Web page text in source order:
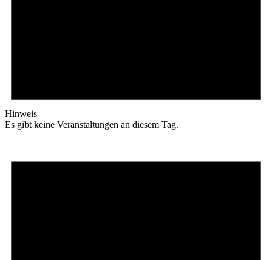
Hinweis
Es gibt keine Veranstaltungen an diesem Tag.